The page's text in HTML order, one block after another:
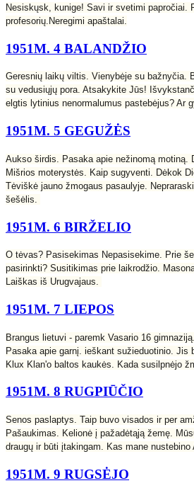
Nesiskųsk, kunige! Savi ir svetimi papročiai.
profesorių.Neregimi apaštalai.
1951M. 4 BALANDŽIO
Geresnių laikų viltis. Vienybėje su bažnyčia.
su vedusiųjų pora. Atsakykite Jūs!
elgtis lytinius nenormalumus pastebėjus? Ar
1951M. 5 GEGUŽĖS
Aukso širdis. Pasaka apie nežinomą motiną.
Mišrios moterystės. Kaip sugyventi. Dėkok
Tėviškė jauno žmogaus pasaulyje.
šešėlis.
1951M. 6 BIRŽELIO
O tėvas? Pasisekimas Nepasisekime. Prie
pasirinkti? Susitikimas prie laikrodžio.
Laiškas iš Urugvajaus.
1951M. 7 LIEPOS
Brangus lietuvi - paremk Vasario 16
Pasaka apie garnį. ieškant sužieduotinio. Jis
Klux Klan'o baltos kaukės. Kada susilpnėjo
1951M. 8 RUGPIŪČIO
Senos paslaptys. Taip buvo visados ir per
Pašaukimas. Kelionė į pažadėtąją žemę.
draugų ir būti įtakingam. Kas mane nustebino
1951M. 9 RUGSĖJO